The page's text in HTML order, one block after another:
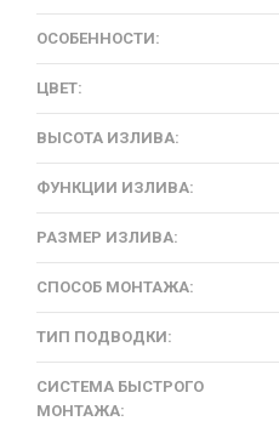
ОСОБЕННОСТИ:
ЦВЕТ:
ВЫСОТА ИЗЛИВА:
ФУНКЦИИ ИЗЛИВА:
РАЗМЕР ИЗЛИВА:
СПОСОБ МОНТАЖА:
ТИП ПОДВОДКИ:
СИСТЕМА БЫСТРОГО
МОНТАЖА: